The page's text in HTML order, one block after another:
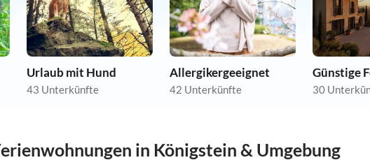
Urlaub mit Hund
43 Unterkünfte
Allergikergeeignet
42 Unterkünfte 30
in Königstein & Umgebung